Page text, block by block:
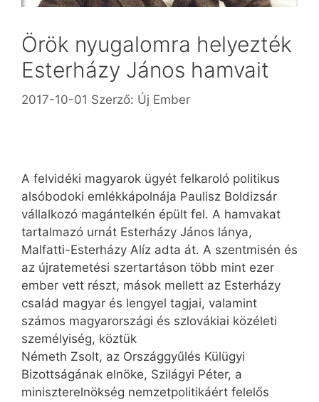
Örök nyugalomra helyezték
Esterházy János hamvait
2017-10-01 Szerző: Új Ember
A felvidéki magyarok ügyét felkaroló politikus
alsóbodoki emlékkápolnája Paulisz Boldizsár
vállalkozó magántelkén épült fel. A hamvakat
tartalmazó urnát Esterházy János lánya,
Malfatti-Esterházy Alíz adta át. A szentmisén és
az újratemetési szertartáson több mint ezer
ember vett részt, mások mellett az Esterházy
család magyar és lengyel tagjai, valamint
számos magyarországi és szlovákiai közéleti
személyiség, köztük
Németh Zsolt, az Országgyűlés Külügyi
Bizottságának elnöke, Szilágyi Péter, a
miniszterelnökség nemzetpolitikáért felelős